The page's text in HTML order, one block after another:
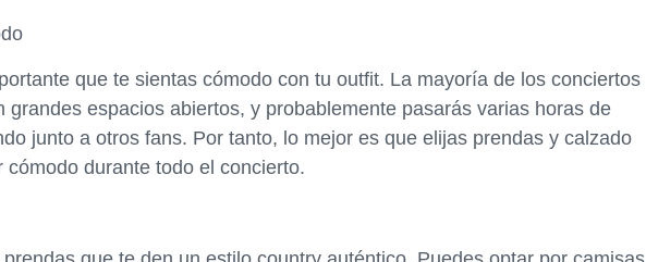
que te sientas cómodo con tu outfit. La mayoría de los conciertos
grandes espacios abiertos, y probablemente pasarás varias horas de
junto a otros fans. Por tanto, lo mejor es que elijas prendas y calzado
cómodo durante todo el concierto.